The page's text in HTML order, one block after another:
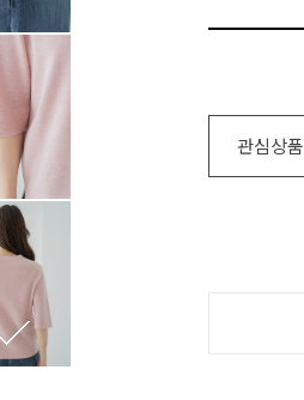
관심상품